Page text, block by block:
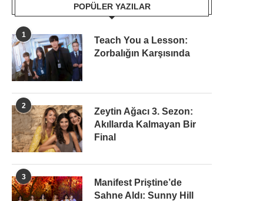
POPÜLER YAZILAR
1
Teach You a Lesson:
Zorbalığın Karşısında
2
Zeytin Ağacı 3. Sezon:
Akıllarda Kalmayan Bir
Final
3
Manifest Priştine’de
Sahne Aldı: Sunny Hill